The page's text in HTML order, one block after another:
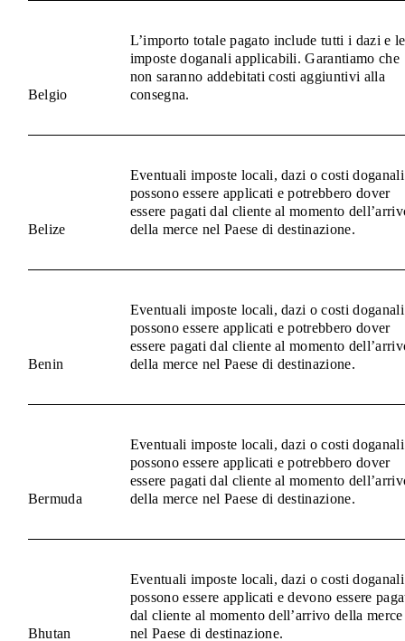
Belgio
L’importo totale pagato include tutti i dazi e le
imposte doganali applicabili. Garantiamo che
non saranno addebitati costi aggiuntivi alla
consegna.
Belize
Eventuali imposte locali, dazi o costi doganali
possono essere applicati e potrebbero dover
essere pagati dal cliente al momento
della merce nel Paese di destinazione.
Benin
Eventuali imposte locali, dazi o costi doganali
possono essere applicati e potrebbero dover
essere pagati dal cliente al momento
della merce nel Paese di destinazione.
Bermuda
Eventuali imposte locali, dazi o costi doganali
possono essere applicati e potrebbero dover
essere pagati dal cliente al momento
della merce nel Paese di destinazione.
Bhutan
Eventuali imposte locali, dazi o costi doganali
possono essere applicati e devono essere
dal cliente al momento dell’arrivo della merce
nel Paese di destinazione.